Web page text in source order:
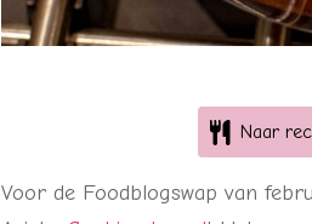
Naar
Voor de Foodblogswap van